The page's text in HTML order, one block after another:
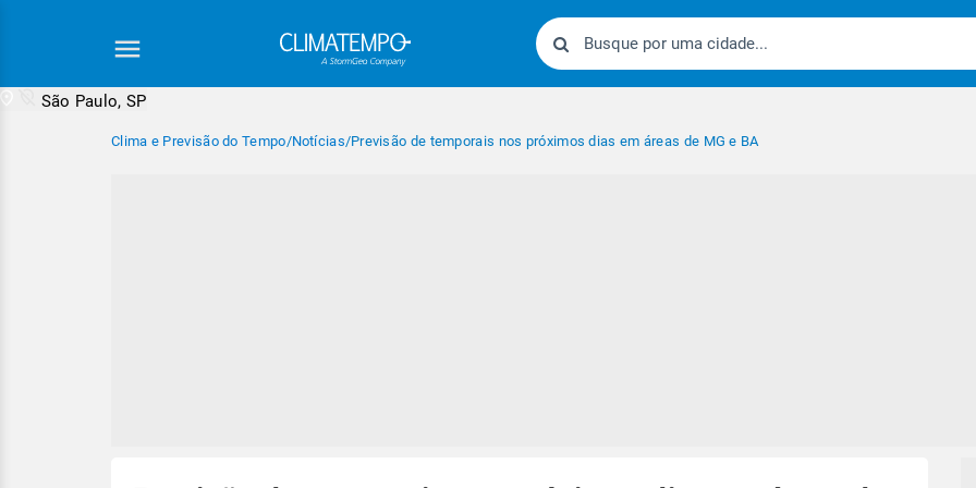
São Paulo, SP
Clima e Previsão do Tempo/Notícias/Previsão de temporais nos próximos dias em áreas de MG e BA